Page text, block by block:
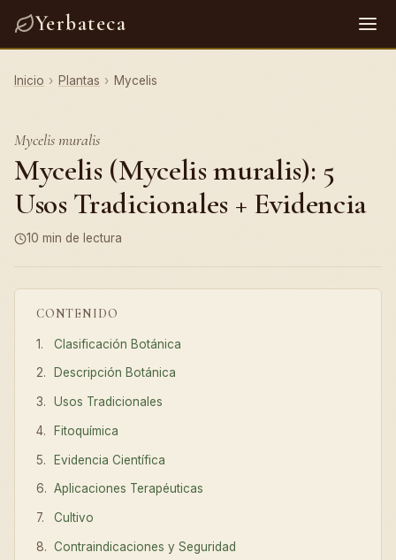
Yerbateca
Inicio › Plantas › Mycelis
Mycelis muralis
Mycelis (Mycelis muralis): 5
Usos Tradicionales + Evidencia
10 min de lectura
CONTENIDO
Clasificación Botánica
Descripción Botánica
Usos Tradicionales
Fitoquímica
Evidencia Científica
Aplicaciones Terapéuticas
Cultivo
Contraindicaciones y Seguridad